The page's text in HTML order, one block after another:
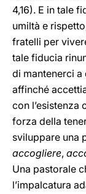
4,16). E in tale
umiltà e
fratelli per
tale fiducia
di mantenerci a
affinché
con l’esistenza
forza della
sviluppare una
accogliere,
Una pastorale
l’impalcatura